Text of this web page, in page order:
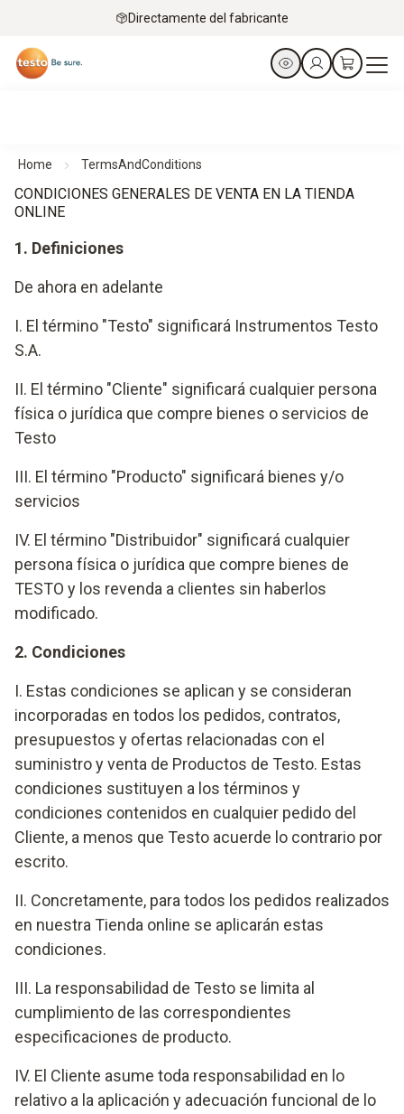
Directamente del fabricante
Home TermsAndConditions
CONDICIONES GENERALES DE VENTA EN LA TIENDA
ONLINE
1. Definiciones
De ahora en adelante
I. El término "Testo" significará Instrumentos Testo
S.A.
II. El término "Cliente" significará cualquier persona
física o jurídica que compre bienes o servicios de
Testo
III. El término "Producto" significará bienes y/o
servicios
IV. El término "Distribuidor" significará cualquier
persona física o jurídica que compre bienes de
TESTO y los revenda a clientes sin haberlos
modificado.
2. Condiciones
I. Estas condiciones se aplican y se consideran
incorporadas en todos los pedidos, contratos,
presupuestos y ofertas relacionadas con el
suministro y venta de Productos de Testo. Estas
condiciones sustituyen a los términos y
condiciones contenidos en cualquier pedido del
Cliente, a menos que Testo acuerde lo contrario por
escrito.
II. Concretamente, para todos los pedidos realizados
en nuestra Tienda online se aplicarán estas
condiciones.
III. La responsabilidad de Testo se limita al
cumplimiento de las correspondientes
especificaciones de producto.
IV. El Cliente asume toda responsabilidad en lo
relativo a la aplicación y adecuación funcional de lo